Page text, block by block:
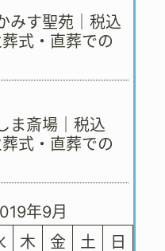
みす聖苑｜税込
式・直葬での
ま斎場｜税込
式・直葬での
年9月
木 金 土 日